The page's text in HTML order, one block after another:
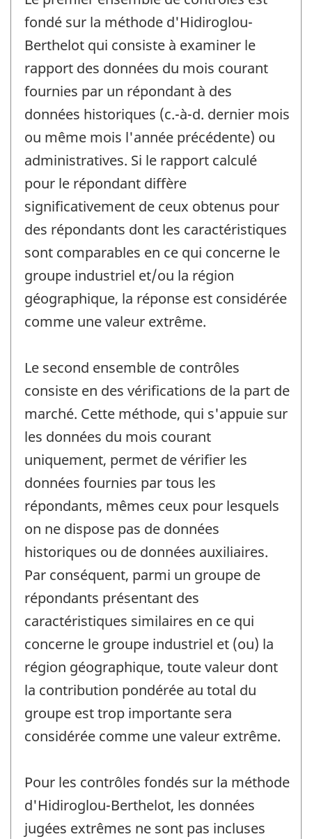
fondé sur la méthode d'Hidiroglou-
Berthelot qui consiste à examiner le
rapport des données du mois courant
fournies par un répondant à des
données historiques (c.-à-d. dernier mois
ou même mois l'année précédente) ou
administratives. Si le rapport calculé
pour le répondant diffère
significativement de ceux obtenus pour
des répondants dont les caractéristiques
sont comparables en ce qui concerne le
groupe industriel et/ou la région
géographique, la réponse est considérée
comme une valeur extrême.
Le second ensemble de contrôles
consiste en des vérifications de la part de
marché. Cette méthode, qui s'appuie sur
les données du mois courant
uniquement, permet de vérifier les
données fournies par tous les
répondants, mêmes ceux pour lesquels
on ne dispose pas de données
historiques ou de données auxiliaires.
Par conséquent, parmi un groupe de
répondants présentant des
caractéristiques similaires en ce qui
concerne le groupe industriel et (ou) la
région géographique, toute valeur dont
la contribution pondérée au total du
groupe est trop importante sera
considérée comme une valeur extrême.
Pour les contrôles fondés sur la méthode
d'Hidiroglou-Berthelot, les données
jugées extrêmes ne sont pas incluses